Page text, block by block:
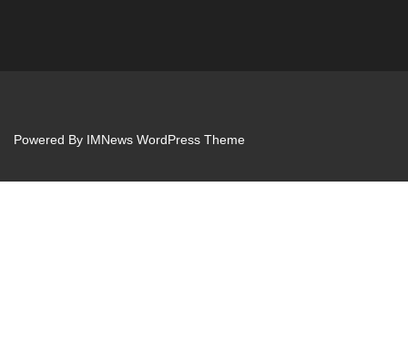
Powered By IMNews WordPress Theme